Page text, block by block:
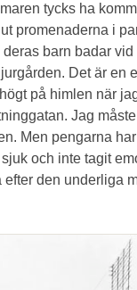
tycks ha
promenaderna i
barn badar vid
Det är en
på himlen när
Jag
Men pengarna
och inte tagit
den underliga